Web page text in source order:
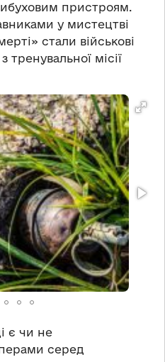
пристроям.
у мистецтві
стали військові
тренувальної місії
є чи не
серед